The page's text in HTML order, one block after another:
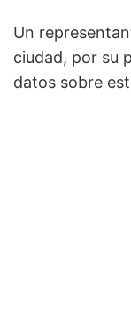
Un
ciudad, por su
datos sobre